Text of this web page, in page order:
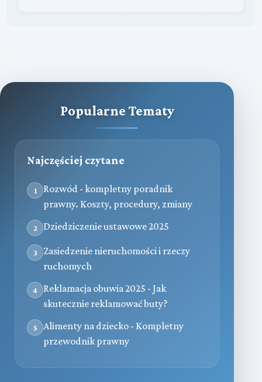
Popularne Tematy
Najczęściej czytane
1
Rozwód - kompletny poradnik
prawny. Koszty, procedury, zmiany
2 Dziedziczenie ustawowe 2025
3
Zasiedzenie nieruchomości i rzeczy
ruchomych
4
Reklamacja obuwia 2025 - Jak
skutecznie reklamować buty?
5
Alimenty na dziecko - Kompletny
przewodnik prawny